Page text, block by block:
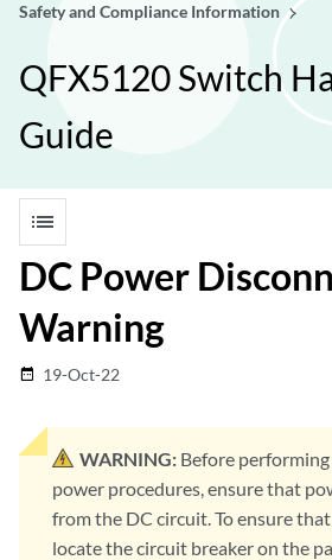
Safety and Compliance Information
QFX5120 Switch
Guide
list
DC Power
Warning
date_range 19-Oct-22
WARNING: Before
power procedures, ensure that
from the DC circuit. To ensure
locate the circuit breaker on the